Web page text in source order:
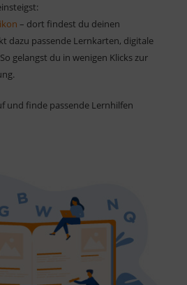
– dort findest du deinen
dazu passende Lernkarten, digitale
gelangst du in wenigen Klicks zur
und finde passende Lernhilfen